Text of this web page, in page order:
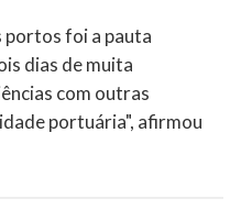
foi a pauta
dias de muita
com outras
portuária", afirmou